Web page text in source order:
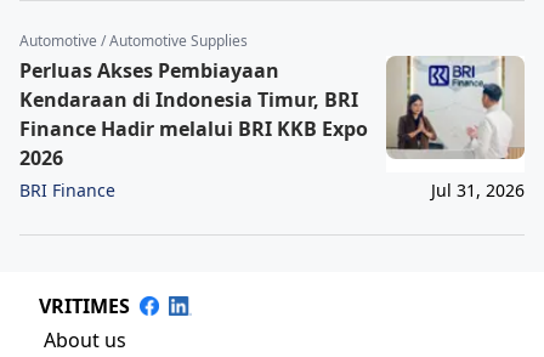
Automotive / Automotive Supplies
Perluas Akses Pembiayaan
Kendaraan di Indonesia Timur, BRI
Finance Hadir melalui BRI KKB Expo
2026
BRI Finance Jul 31, 2026
VRITIMES
About us